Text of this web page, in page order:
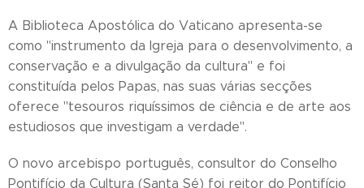
A Biblioteca Apostólica do Vaticano apresenta-se
como "instrumento da Igreja para o desenvolvimento, a
conservação e a divulgação da cultura" e foi
constituída pelos Papas, nas suas várias secções
oferece "tesouros riquíssimos de ciência e de arte aos
estudiosos que investigam a verdade".
O novo arcebispo português, consultor do Conselho
Pontifício da Cultura (Santa Sé) foi reitor do Pontifício